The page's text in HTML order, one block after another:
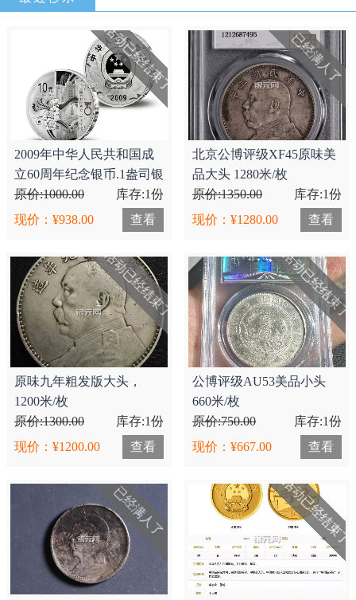
活动已经结束了
2009年中华人民共和国成
立60周年纪念银币.1盎司银
币
原价:1000.00
库存:1份
现价：¥938.00
查看
已经满人了
北京公博评级XF45原味美
品大头 1280米/枚
原价:1350.00
库存:1份
现价：¥1280.00
查看
活动已经结束了
原味九年粗发版大头，
1200米/枚
原价:1300.00
库存:1份
现价：¥1200.00
查看
活动已经结束了
公博评级AU53美品小头
660米/枚
原价:750.00
库存:1份
现价：¥667.00
查看
已经满人了 活动已经结束了